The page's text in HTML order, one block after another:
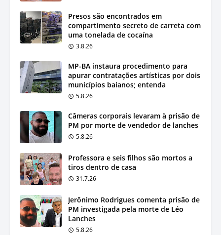
Presos são encontrados em
compartimento secreto de carreta com
uma tonelada de cocaína
3.8.26
MP-BA instaura procedimento para
apurar contratações artísticas por dois
municípios baianos; entenda
5.8.26
Câmeras corporais levaram à prisão de
PM por morte de vendedor de lanches
5.8.26
Professora e seis filhos são mortos a
tiros dentro de casa
31.7.26
Jerônimo Rodrigues comenta prisão de
PM investigada pela morte de Léo
Lanches
5.8.26